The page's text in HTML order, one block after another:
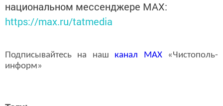
национальном мессенджере MАХ:
https://max.ru/tatmedia
Подписывайтесь на наш канал MAX«Чистополь-
информ»